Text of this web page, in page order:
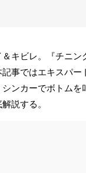
キビレ。『チニン
事ではエキスパ
ンカーでボトム
説する。